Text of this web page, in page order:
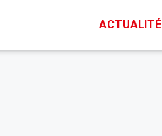
ACTUALITÉ